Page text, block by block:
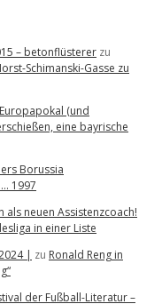
– betonflüsterer zu
Schimanski-Gasse zu
(und
eine bayrische
Borussia
1997
als neuen Assistenzcoach!
in einer Liste
| zu Ronald Reng in
der Fußball-Literatur –